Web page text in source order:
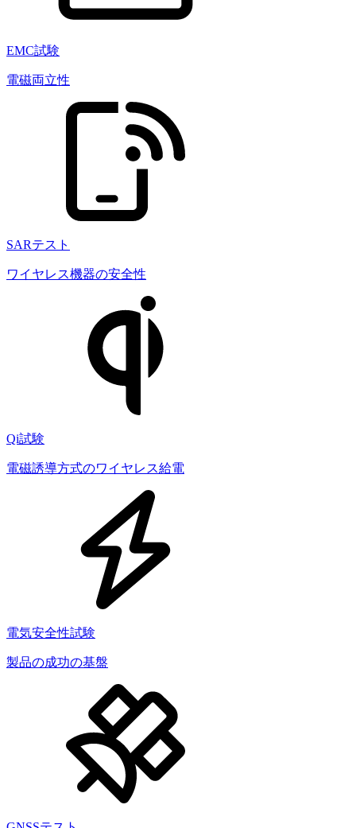
EMC試験
電磁両立性
SARテスト
ワイヤレス機器の安全性
Qi試験
電磁誘導方式のワイヤレス給電
電気安全性試験
製品の成功の基盤